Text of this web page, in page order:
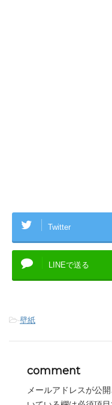
Twitter
LINEで送る
-壁紙
comment
メールアドレスが公